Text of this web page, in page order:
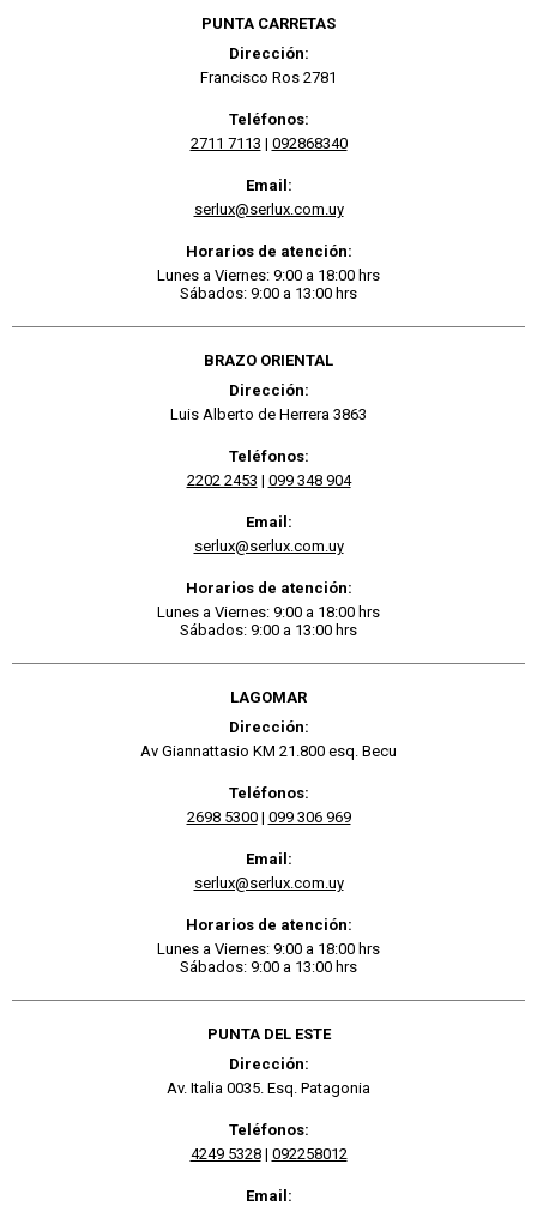
PUNTA CARRETAS
Dirección:
Francisco Ros 2781
Teléfonos:
2711 7113 | 092868340
Email:
serlux@serlux.com.uy
Horarios de atención:
Lunes a Viernes: 9:00 a 18:00 hrs
Sábados: 9:00 a 13:00 hrs
BRAZO ORIENTAL
Dirección:
Luis Alberto de Herrera 3863
Teléfonos:
2202 2453 | 099 348 904
Email:
serlux@serlux.com.uy
Horarios de atención:
Lunes a Viernes: 9:00 a 18:00 hrs
Sábados: 9:00 a 13:00 hrs
LAGOMAR
Dirección:
Av Giannattasio KM 21.800 esq. Becu
Teléfonos:
2698 5300| 099 306 969
Email:
serlux@serlux.com.uy
Horarios de atención:
Lunes a Viernes: 9:00 a 18:00 hrs
Sábados: 9:00 a 13:00 hrs
PUNTA DEL ESTE
Dirección:
Av. Italia 0035. Esq. Patagonia
Teléfonos:
4249 5328| 092258012
Email: